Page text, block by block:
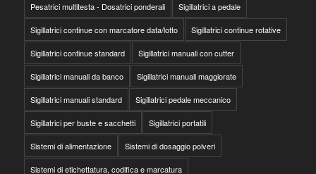
Pesatrici multitesta - Dosatrici ponderali Sigillatrici a pedale
Sigillatrici continue con marcatore data/lotto Sigillatrici continue rotative
Sigillatrici continue standard Sigillatrici manuali con cutter
Sigillatrici manuali da banco Sigillatrici manuali maggiorate
Sigillatrici manuali standard Sigillatrici pedale meccanico
Sigillatrici per buste e sacchetti Sigillatrici portatili
Sistemi di alimentazione Sistemi di dosaggio polveri
Sistemi di etichettatura, codifica e marcatura